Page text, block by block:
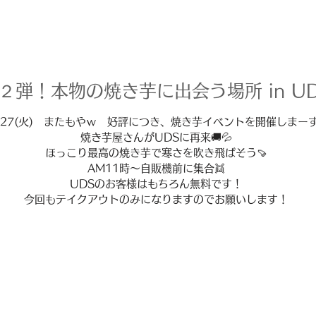
弾！本物の焼き芋に出会う場所 in
火) またもやｗ 好評につき、焼き芋イベントを開催しまー
焼き芋屋さんがUDSに再来🚚💦
ほっこり最高の焼き芋で寒さを吹き飛ばそう🍠
AM11時～自販機前に集合👯
UDSのお客様はもちろん無料です！
今回もテイクアウトのみになりますのでお願いします！